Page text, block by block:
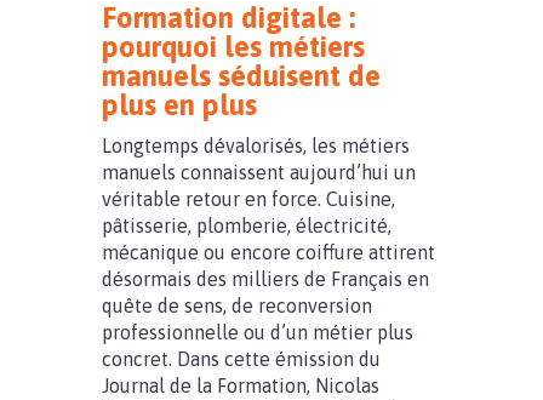
Formation digitale :
pourquoi les métiers
manuels séduisent de
plus en plus
Longtemps dévalorisés, les métiers
manuels connaissent aujourd’hui un
véritable retour en force. Cuisine,
pâtisserie, plomberie, électricité,
mécanique ou encore coiffure attirent
désormais des milliers de Français en
quête de sens, de reconversion
professionnelle ou d’un métier plus
concret. Dans cette émission du
Journal de la Formation, Nicolas